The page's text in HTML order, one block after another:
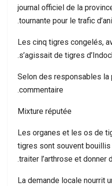
journal officiel de la
tournante pour le trafic
Les cinq tigres congelés,
s’agissait de tigres
Selon des responsables la
commentaire.
Mixture réputée
Les organes et les os de
tigres sont souvent bouillis
traiter l’arthrose et donner
La demande locale nourrit
سانشيز يدعو أقاليم إسبانيا إلى تقاسم
مسؤولية استقبال آلاف…